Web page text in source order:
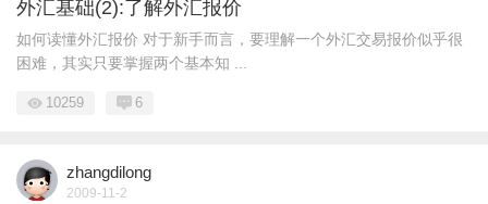
外汇基础(2):了解外汇报价
如何读懂外汇报价 对于新手而言，要理解一个外汇交易报价似乎很
困难，其实只要掌握两个基本知 ...
10259 6
zhangdilong
2009-11-2